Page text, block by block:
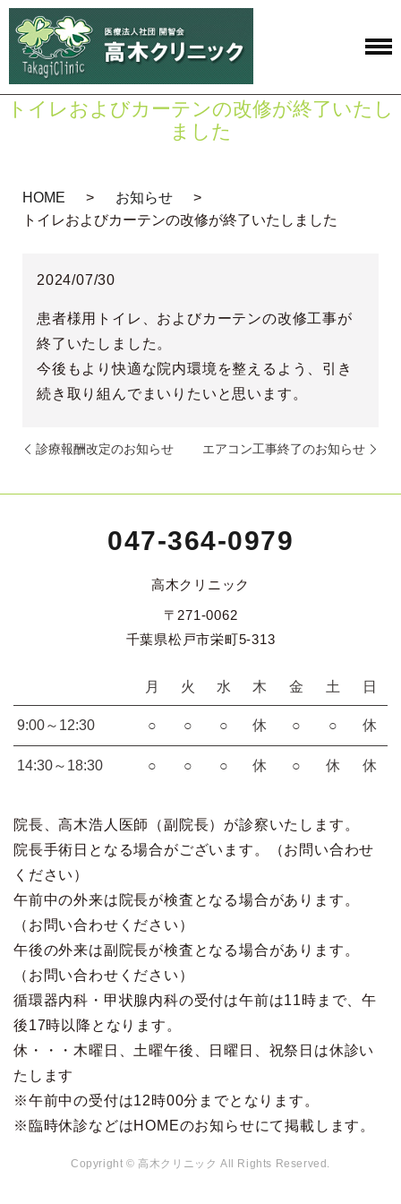
トイレおよびカーテンの改修が終了いたし
ました
HOME
お知らせ
トイレおよびカーテンの改修が終了いたしました
2024/07/30
患者様用トイレ、およびカーテンの改修工事が
終了いたしました。
今後もより快適な院内環境を整えるよう、引き
続き取り組んでまいりたいと思います。
診療報酬改定のお知らせ エアコン工事終了のお知らせ
047-364-0979
高木クリニック
〒271-0062
千葉県松戸市栄町5-313
月 火 水 木 金 土 日
9:00～12:30 ○ ○ ○ 休 ○ ○ 休
14:30～18:30 ○ ○ ○ 休 ○ 休 休
院長、高木浩人医師（副院長）が診察いたします。
院長手術日となる場合がございます。（お問い合わせ
ください）
午前中の外来は院長が検査となる場合があります。
（お問い合わせください）
午後の外来は副院長が検査となる場合があります。
（お問い合わせください）
循環器内科・甲状腺内科の受付は午前は11時まで、午
後17時以降となります。
休・・・木曜日、土曜午後、日曜日、祝祭日は休診い
たします
※午前中の受付は12時00分までとなります。
※臨時休診などはHOMEのお知らせにて掲載します。
Copyright © 高木クリニック All Rights Reserved.